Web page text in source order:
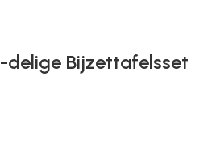
delige Bijzettafelsset